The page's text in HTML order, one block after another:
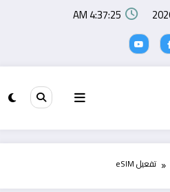
4:37:25 AM
تفعيل eSIM